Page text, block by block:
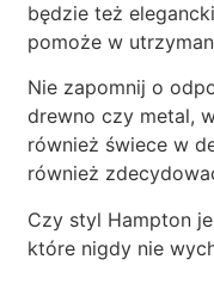
będzie też
pomoże w
Nie zapomnij o
drewno czy metal,
również świece w
również
Czy styl Hampton
które nigdy nie